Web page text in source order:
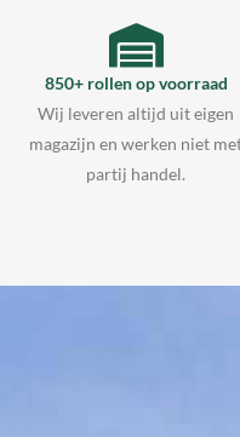
850+ rollen op voorraad
Wij leveren altijd uit eigen
magazijn en werken niet
partij handel.